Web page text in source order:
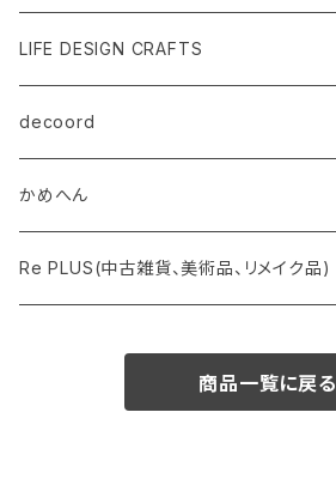
LIFE DESIGN CRAFTS
decoord
かめへん
Re PLUS(中古雑貨、美術品、リメイク品)
商品一覧に戻る